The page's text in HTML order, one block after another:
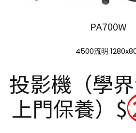
PA700W
4500流明
投影機（學
上門保養）$